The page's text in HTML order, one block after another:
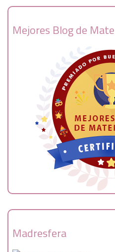
Mejores Blog de
Madresfera